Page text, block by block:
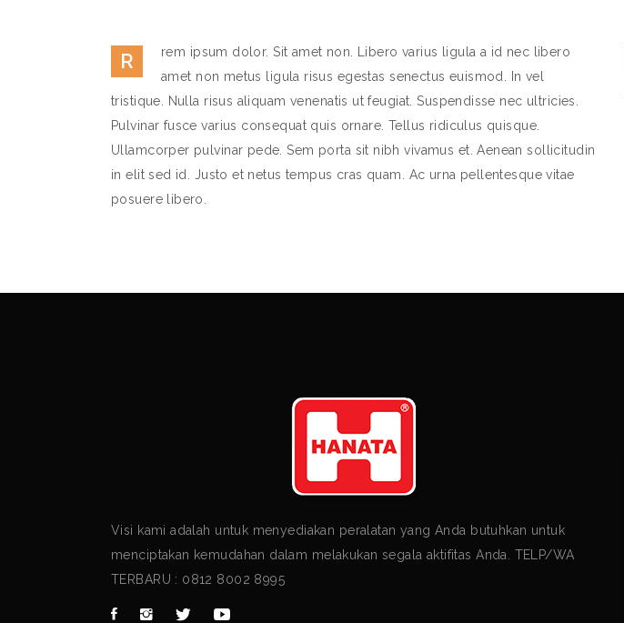
R
rem ipsum dolor. Sit amet non. Libero varius ligula a id nec libero
amet non metus ligula risus egestas senectus euismod. In vel
tristique. Nulla risus aliquam venenatis ut feugiat. Suspendisse nec ultricies.
Pulvinar fusce varius consequat quis ornare. Tellus ridiculus quisque.
Ullamcorper pulvinar pede. Sem porta sit nibh vivamus et. Aenean sollicitudin
in elit sed id. Justo et netus tempus cras quam. Ac urna pellentesque vitae
posuere libero.
Visi kami adalah untuk menyediakan peralatan yang Anda butuhkan untuk
menciptakan kemudahan dalam melakukan segala aktifitas Anda. TELP/WA
TERBARU : 0812 8002 8995